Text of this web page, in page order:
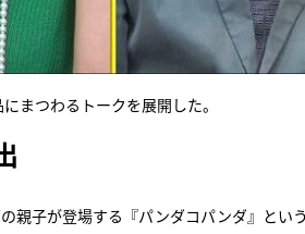
まつわるトークを展開した。
親子が登場する『パンダコパンダ』とい